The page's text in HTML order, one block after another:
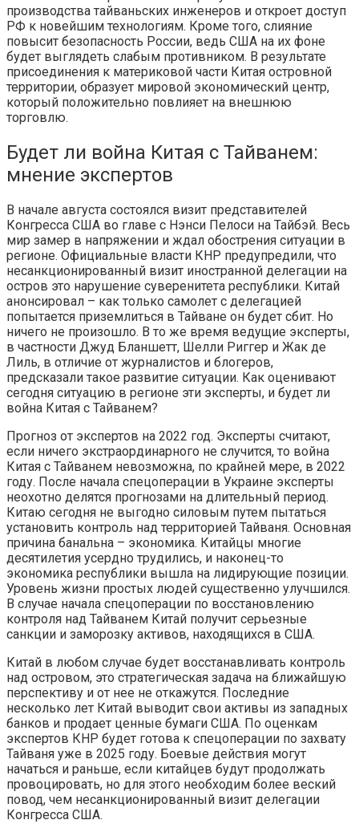
производства тайваньских инженеров и откроет доступ
РФ к новейшим технологиям. Кроме того, слияние
повысит безопасность России, ведь США на их фоне
будет выглядеть слабым противником. В результате
присоединения к материковой части Китая островной
территории, образует мировой экономический центр,
который положительно повлияет на внешнюю
торговлю.
Будет ли война Китая с Тайванем:
мнение экспертов
В начале августа состоялся визит представителей
Конгресса США во главе с Нэнси Пелоси на Тайбэй. Весь
мир замер в напряжении и ждал обострения ситуации в
регионе. Официальные власти КНР предупредили, что
несанкционированный визит иностранной делегации на
остров это нарушение суверенитета республики. Китай
анонсировал – как только самолет с делегацией
попытается приземлиться в Тайване он будет сбит. Но
ничего не произошло. В то же время ведущие эксперты,
в частности Джуд Бланшетт, Шелли Риггер и Жак де
Лиль, в отличие от журналистов и блогеров,
предсказали такое развитие ситуации. Как оценивают
сегодня ситуацию в регионе эти эксперты, и будет ли
война Китая с Тайванем?
Прогноз от экспертов на 2022 год. Эксперты считают,
если ничего экстраординарного не случится, то война
Китая с Тайванем невозможна, по крайней мере, в 2022
году. После начала спецоперации в Украине эксперты
неохотно делятся прогнозами на длительный период.
Китаю сегодня не выгодно силовым путем пытаться
установить контроль над территорией Тайваня. Основная
причина банальна – экономика. Китайцы многие
десятилетия усердно трудились, и наконец-то
экономика республики вышла на лидирующие позиции.
Уровень жизни простых людей существенно улучшился.
В случае начала спецоперации по восстановлению
контроля над Тайванем Китай получит серьезные
санкции и заморозку активов, находящихся в США.
Китай в любом случае будет восстанавливать контроль
над островом, это стратегическая задача на ближайшую
перспективу и от нее не откажутся. Последние
несколько лет Китай выводит свои активы из западных
банков и продает ценные бумаги США. По оценкам
экспертов КНР будет готова к спецоперации по захвату
Тайваня уже в 2025 году. Боевые действия могут
начаться и раньше, если китайцев будут продолжать
провоцировать, но для этого необходим более веский
повод, чем несанкционированный визит делегации
Конгресса США.